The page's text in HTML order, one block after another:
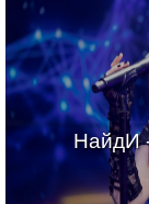
НайдИ